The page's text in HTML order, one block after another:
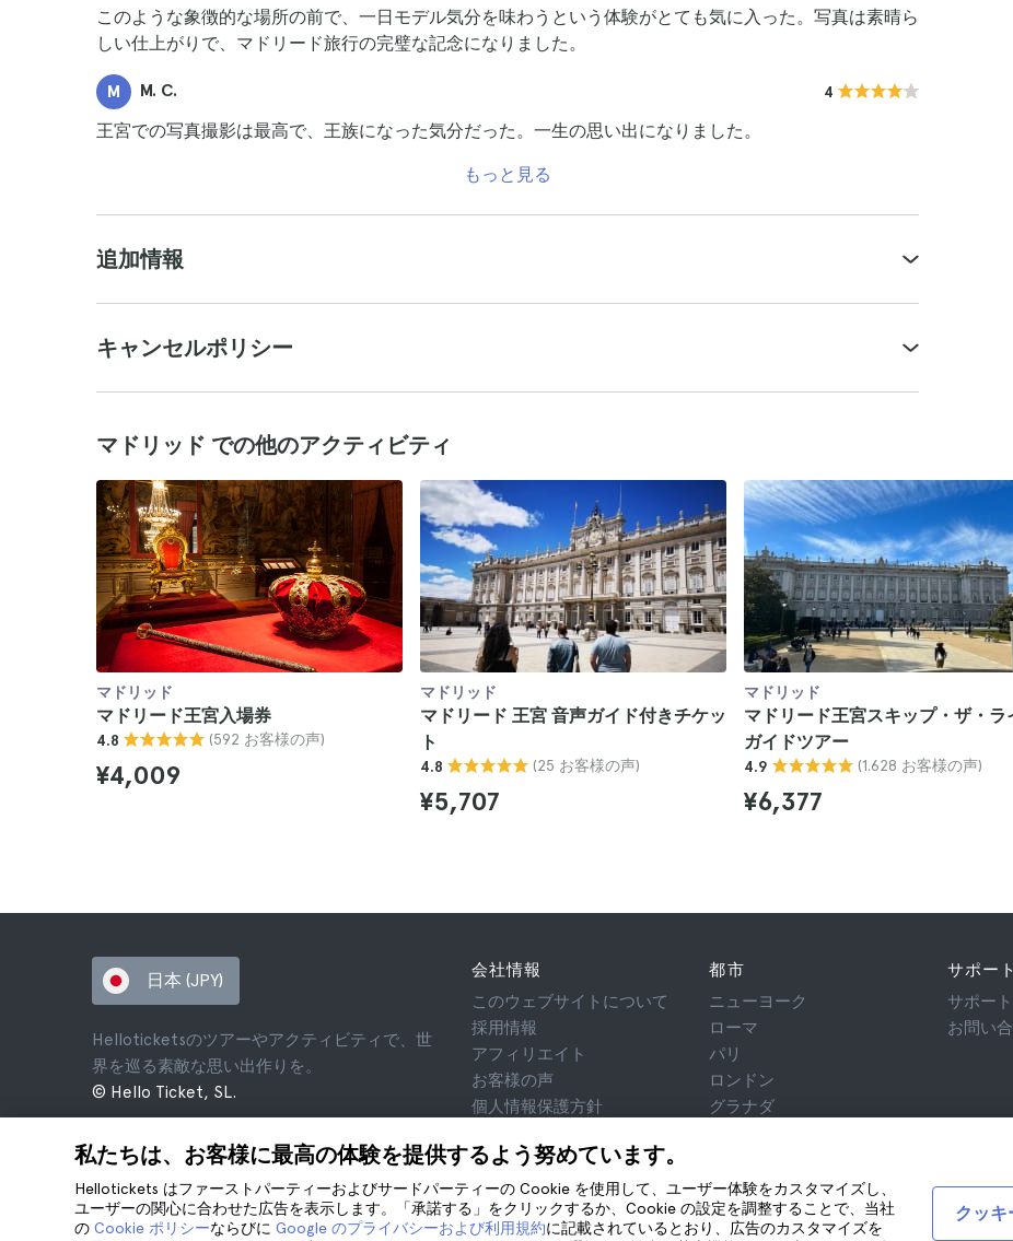
このような象徴的な場所の前で、一日モデル気分を味わうという体験がとても気に入った。写真は素晴ら
しい仕上がりで、マドリード旅行の完璧な記念になりました。
M M. C. 4
王宮での写真撮影は最高で、王族になった気分だった。一生の思い出になりました。
もっと見る
追加情報
キャンセルポリシー
マドリッド での他のアクティビティ
マドリッド
マドリード王宮入場券
4.8 (592 お客様の声)
¥4,009
マドリッド
マドリード 王宮 音声ガイド付きチケッ
ト
4.8 (25 お客様の声)
¥5,707
マドリッド
マドリード王宮スキップ・ザ・ラ
ガイドツアー
4.9 (1.628 お客様の声)
¥6,377
私たちは、お客様に最高の体験を提供するよう努めています。
Hellotickets はファーストパーティーおよびサードパーティーの Cookie を使用して、ユーザー体験をカスタマイズし、
ユーザーの関心に合わせた広告を表示します。「承諾する」をクリックするか、Cookie の設定を調整することで、当社
の Cookie ポリシーならびに Google のプライバシーおよび利用規約に記載されているとおり、広告のカスタマイズを
クッキ
日本 (JPY)
Helloticketsのツアーやアクティビティで、世
界を巡る素敵な思い出作りを。
© Hello Ticket, SL.
会社情報
このウェブサイトについて
採用情報
アフィリエイト
お客様の声
個人情報保護方針
法律相談
cookie
都市
ニューヨーク
ローマ
パリ
ロンドン
グラナダ
サポート
サポート
お問い